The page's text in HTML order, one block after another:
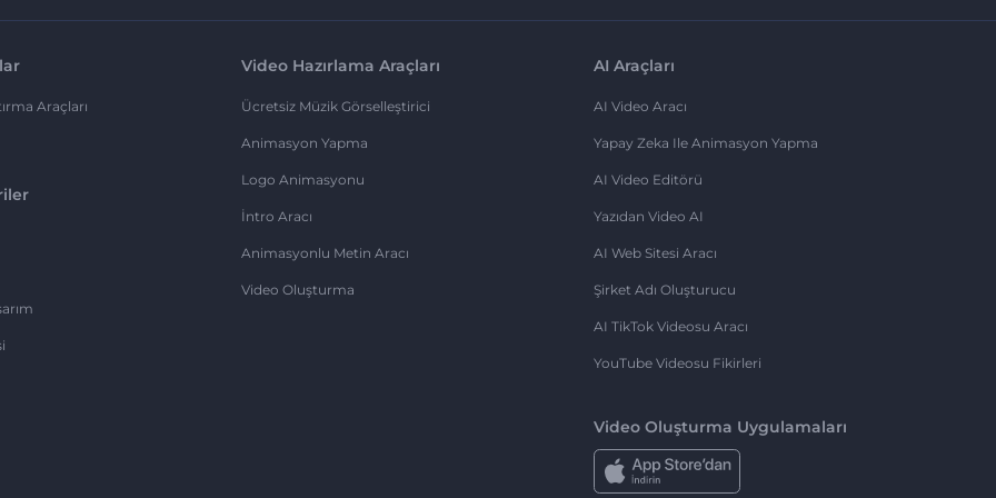
Araçları
Video Hazırlama Araçları
Ücretsiz Müzik Görselleştirici
Animasyon Yapma
Logo Animasyonu
İntro Aracı
Animasyonlu Metin Aracı
Video Oluşturma
AI Araçları
AI Video Aracı
Yapay Zeka Ile Animasyon Yapma
AI Video Editörü
Yazıdan Video AI
AI Web Sitesi Aracı
Şirket Adı Oluşturucu
AI TikTok Videosu Aracı
YouTube Videosu Fikirleri
Video Oluşturma Uygulamaları